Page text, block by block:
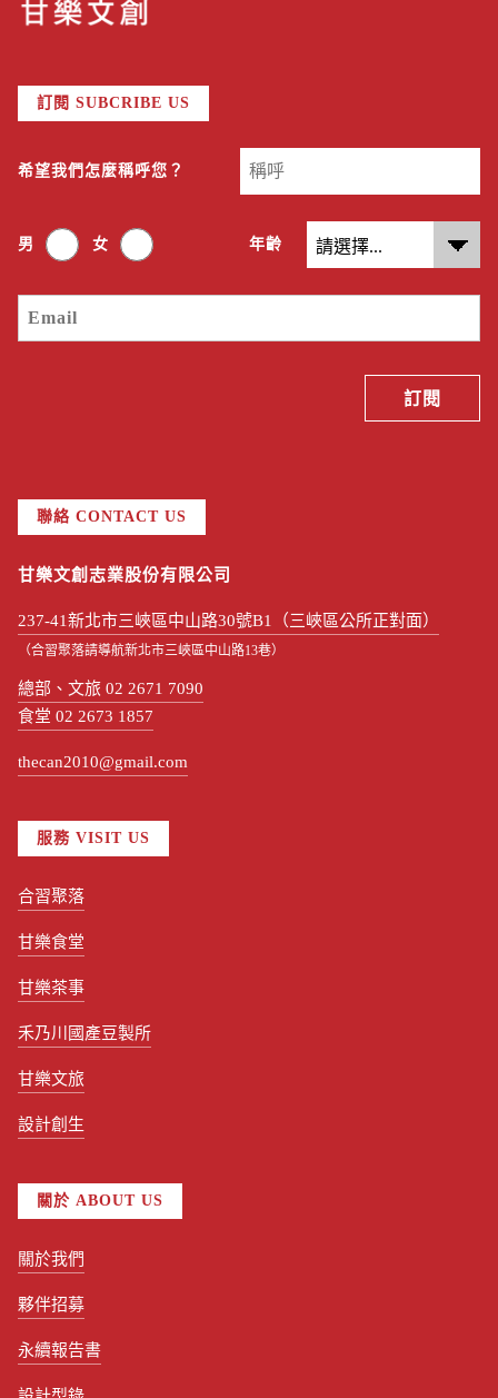
訂閱 SUBCRIBE US
希望我們怎麼稱呼您？
男 女 年齡
聯絡 CONTACT US
甘樂文創志業股份有限公司
237-41新北市三峽區中山路30號B1（三峽區公所正對面）
（合習聚落請導航新北市三峽區中山路13巷）
總部、文旅 02 2671 7090
食堂 02 2673 1857
thecan2010@gmail.com
服務 VISIT US
合習聚落
甘樂食堂
甘樂茶事
禾乃川國產豆製所
甘樂文旅
設計創生
關於 ABOUT US
關於我們
夥伴招募
永續報告書